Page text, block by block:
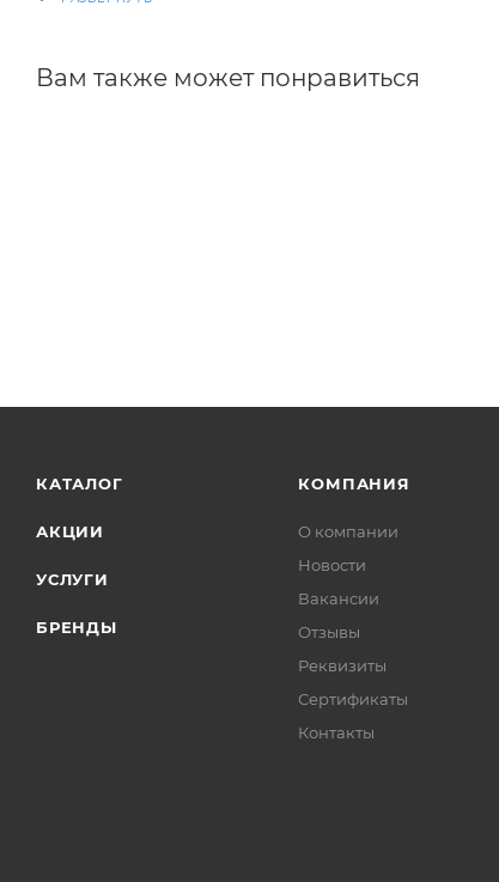
Вам также может понравиться
КАТАЛОГ
АКЦИИ
УСЛУГИ
БРЕНДЫ
КОМПАНИЯ
О компании
Новости
Вакансии
Отзывы
Реквизиты
Сертификаты
Контакты